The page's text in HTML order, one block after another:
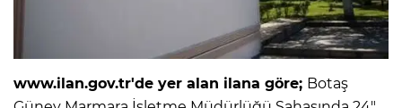
www.ilan.gov.tr'de yer alan ilana göre; Botaş